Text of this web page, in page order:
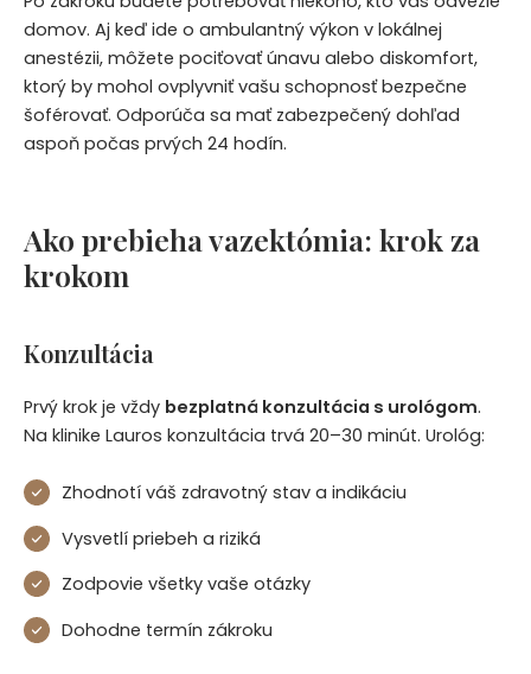
domov. Aj keď ide o ambulantný výkon v lokálnej
anestézii, môžete pociťovať únavu alebo diskomfort,
ktorý by mohol ovplyvniť vašu schopnosť bezpečne
šoférovať. Odporúča sa mať zabezpečený dohľad
aspoň počas prvých 24 hodín.
Ako prebieha vazektómia: krok za
krokom
Konzultácia
Prvý krok je vždy bezplatná konzultácia s urológom.
Na klinike Lauros konzultácia trvá 20–30 minút. Urológ:
Zhodnotí váš zdravotný stav a indikáciu
Vysvetlí priebeh a riziká
Zodpovie všetky vaše otázky
Dohodne termín zákroku